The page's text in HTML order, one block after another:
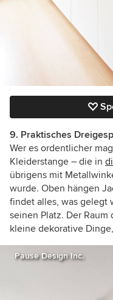
9. Praktisches
Wer es ordentlicher
Kleiderstange – die in
übrigens mit
wurde. Oben hängen
findet alles, was gelegt
seinen Platz. Der
kleine dekorative
Pause Design Inc.